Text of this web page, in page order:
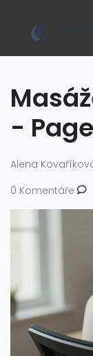
-
Alena
0 Komentáře